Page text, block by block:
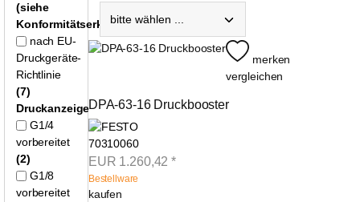
merken
vergleichen
DPA-63-16 Druckbooster
70310060
EUR 1.260,42 *
Bestellware
kaufen
(siehe
Konformitätserklärung)
nach EU-
Druckgeräte-
Richtlinie
(7)
Druckanzeige
G1/4
vorbereitet
(2)
G1/8
vorbereitet